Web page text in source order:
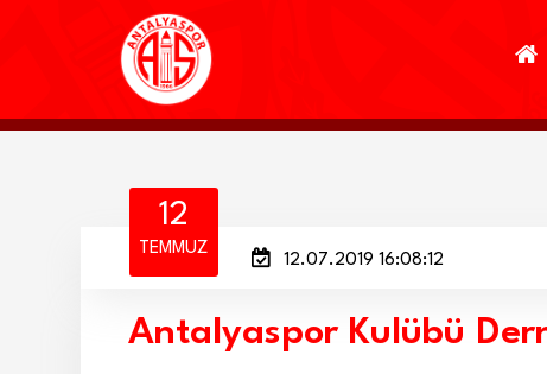
12
TEMMUZ
12.07.2019 16:08:12
Antalyaspor Kulübü